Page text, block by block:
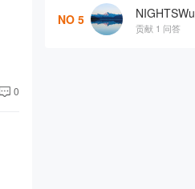
0
NO 5 NIGHTSWu
贡献 1 问答